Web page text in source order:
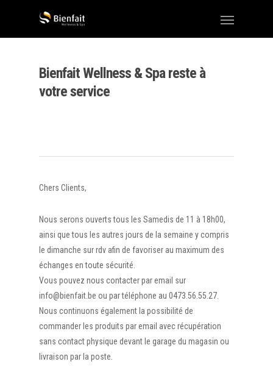
Bienfait Wellness & Spa reste à
votre service
Chers Clients,
Nous serons ouverts tous les Samedis de 11 à 18h00,
ainsi que tous les autres jours de la semaine y compris
le dimanche sur rdv afin de favoriser au maximum des
échanges en toute sécurité.
Vous pouvez nous contacter par email sur
info@bienfait.be ou par téléphone au 0473.56.55.27.
Nous continuons également la possibilité de
commander les produits par email avec récupération
sans contact physique devant le garage du magasin ou
livraison par la poste.